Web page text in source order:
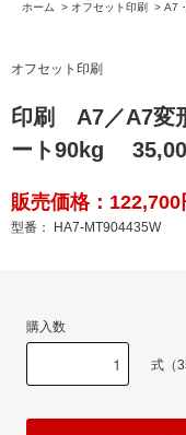
ホーム > オフセット印刷 > A7
オフセット印刷
印刷 A7／A7変
ート90kg
販売価格：122,700
型番： HA7-MT904435W
購入数
式（